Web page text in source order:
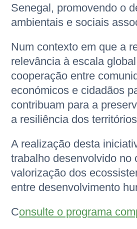
Senegal, promovendo o
ambientais e sociais
Num contexto em que a
relevância à escala
cooperação entre
económicos e cidadãos
contribuam para a
a resiliência dos
A realização desta
trabalho desenvolvido no
valorização dos
entre desenvolvimento
Consulte o programa